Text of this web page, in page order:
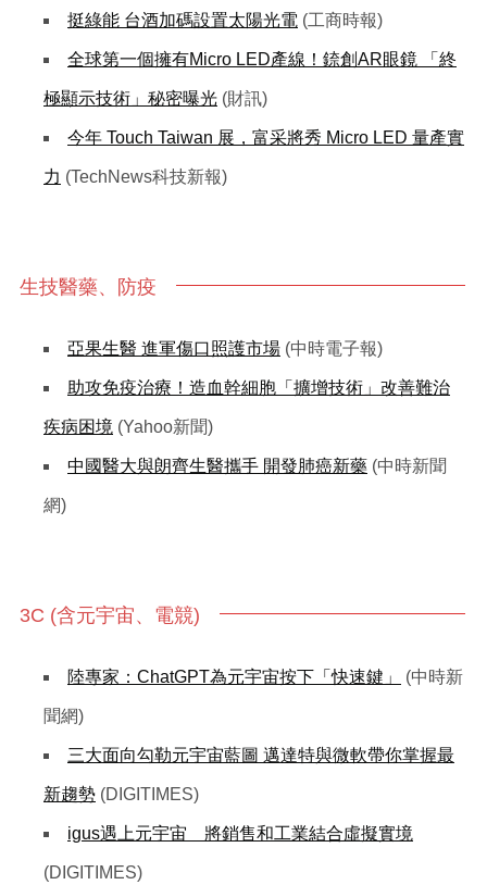
挺綠能 台酒加碼設置太陽光電 (工商時報)
全球第一個擁有Micro LED產線！錼創AR眼鏡 「終
極顯示技術」秘密曝光 (財訊)
今年 Touch Taiwan 展，富采將秀 Micro LED 量產實
力 (TechNews科技新報)
生技醫藥、防疫
亞果生醫 進軍傷口照護市場 (中時電子報)
助攻免疫治療！造血幹細胞「擴增技術」改善難治
疾病困境 (Yahoo新聞)
中國醫大與朗齊生醫攜手 開發肺癌新藥 (中時新聞
網)
3C (含元宇宙、電競)
陸專家：ChatGPT為元宇宙按下「快速鍵」 (中時新
聞網)
三大面向勾勒元宇宙藍圖 邁達特與微軟帶你掌握最
新趨勢 (DIGITIMES)
igus遇上元宇宙 將銷售和工業結合虛擬實境
(DIGITIMES)